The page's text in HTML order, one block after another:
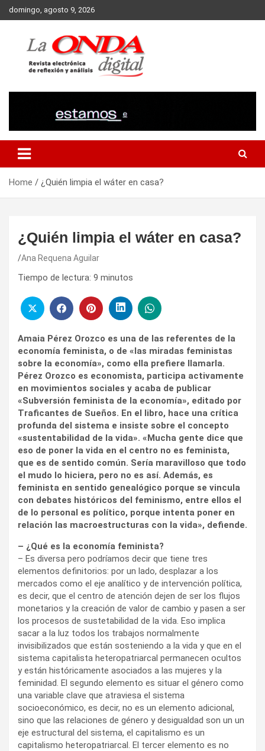
Skip
to
domingo, agosto 9, 2026
Home ¿Quién limpia el wáter en casa?
¿Quién limpia el wáter en casa?
Ana Requena Aguilar
Tiempo de lectura: 9 minutos
Amaia Pérez Orozco es una de las referentes de la
economía feminista, o de «las miradas feministas
sobre la economía», como ella prefiere llamarla.
Pérez Orozco es economista, participa activamente
en movimientos sociales y acaba de publicar
«Subversión feminista de la economía», editado por
Traficantes de Sueños. En el libro, hace una crítica
profunda del sistema e insiste sobre el concepto
«sustentabilidad de la vida». «Mucha gente dice que
eso de poner la vida en el centro no es feminista,
que es de sentido común. Sería maravilloso que todo
el mudo lo hiciera, pero no es así. Además, es
feminista en sentido genealógico porque se vincula
con debates históricos del feminismo, entre ellos el
de lo personal es político, porque intenta poner en
relación las macroestructuras con la vida», defiende.
– ¿Qué es la economía feminista?
– Es diversa pero podríamos decir que tiene tres
elementos definitorios: por un lado, desplazar a los
mercados como el eje analítico y de intervención política,
es decir, que el centro de atención dejen de ser los flujos
monetarios y la creación de valor de cambio y pasen a ser
los procesos de sustetabilidad de la vida. Eso implica
sacar a la luz todos los trabajos normalmente
invisibilizados que están sosteniendo a la vida y que en el
sistema capitalista heteropatriarcal permanecen ocultos
y están históricamente asociados a las mujeres y la
feminidad. El segundo elemento es situar el género como
una variable clave que atraviesa el sistema
socioeconómico, es decir, no es un elemento adicional,
sino que las relaciones de género y desigualdad son un un
eje estructural del sistema, el capitalismo es un
capitalismo heteropatriarcal. El tercer elemento es no